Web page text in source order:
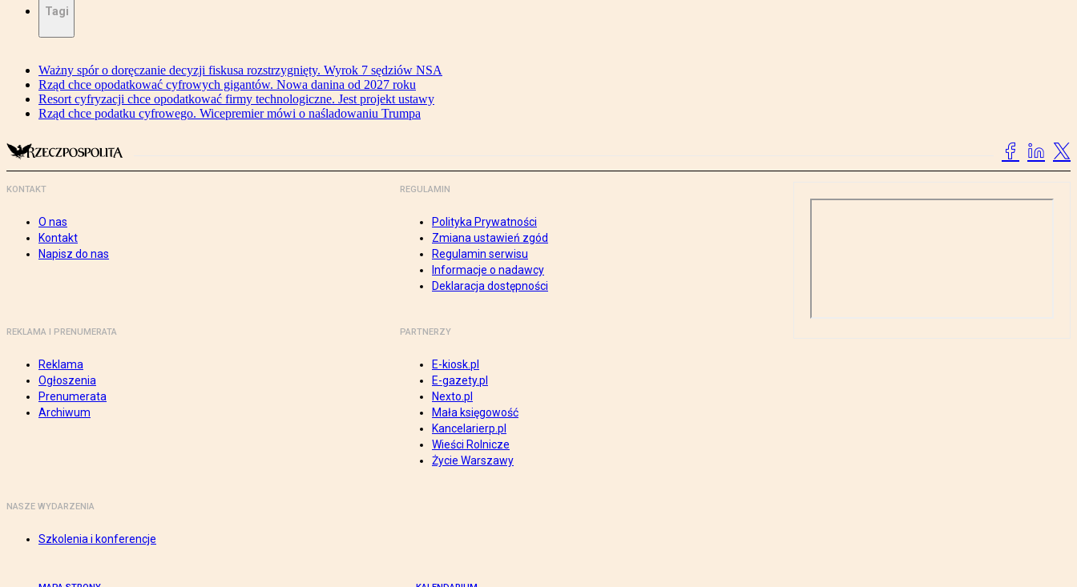
Tagi
Ważny spór o doręczanie decyzji fiskusa rozstrzygnięty. Wyrok 7 sędziów NSA
Rząd chce opodatkować cyfrowych gigantów. Nowa danina od 2027 roku
Resort cyfryzacji chce opodatkować firmy technologiczne. Jest projekt ustawy
Rząd chce podatku cyfrowego. Wicepremier mówi o naśladowaniu Trumpa
KONTAKT
O nas
Kontakt
Napisz do nas
REGULAMIN
Polityka Prywatności
Zmiana ustawień zgód
Regulamin serwisu
Informacje o nadawcy
Deklaracja dostępności
REKLAMA I PRENUMERATA
Reklama
Ogłoszenia
Prenumerata
Archiwum
PARTNERZY
E-kiosk.pl
E-gazety.pl
Nexto.pl
Mała księgowość
Kancelarierp.pl
Wieści Rolnicze
Życie Warszawy
NASZE WYDARZENIA
Szkolenia i konferencje